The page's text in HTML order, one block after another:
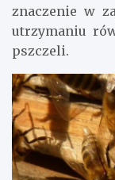
znaczenie w
utrzymaniu
pszczeli.